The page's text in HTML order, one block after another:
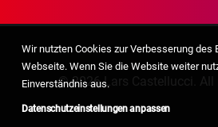
© 2026 Lars Castellucci. All
Wir nutzten Cookies zur Verbesserung des
Webseite. Wenn Sie die Website weiter
Einverständnis aus.
Datenschutzeinstellungen anpassen